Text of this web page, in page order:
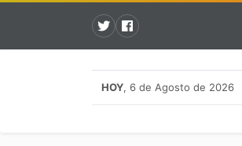
HOY, 6 de Agosto de 2026